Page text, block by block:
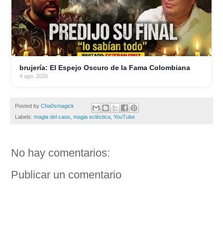
brujería: El Espejo Oscuro de la Fama Colombiana
4 ago. 2026
Posted by Cha0smagick
Labels: magia del caos magia ecléctica YouTube
No hay comentarios:
Publicar un comentario